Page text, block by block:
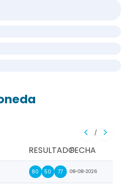
/
RESULTADOFECHA
80 50 77 08-08-2026